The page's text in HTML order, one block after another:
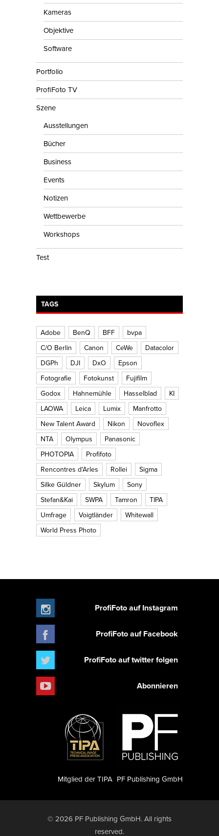
Kameras
Objektive
Software
Portfolio
ProfiFoto TV
Szene
Ausstellungen
Bücher
Business
Events
Notizen
Wettbewerbe
Workshops
Test
TAGS
Adobe BenQ BFF
bvpa
C/O Berlin
Canon CeWe
Datacolor
DGPh
DJI DxO
Epson
Fotografie
Fotokunst
Fujifilm
Godox
Hahnemühle Hasselblad
KI
LAOWA
Leica Lumix
Manfrotto
New Talent Award
Nikon
Novoflex
NTA
Olympus
Panasonic
PHOTOPIA
Profifoto
Rencontres d'Arles
Rollei
Sigma
Silke Güldner
Skylum
Sony
Stefan&Kai
SWPA Tamron
TIPA
Umfrage
Voigtländer
Whitewall
World Press Photo
ProfiFoto auf Instagram
ProfiFoto auf Facebook
ProfiFoto auf twitter folgen
Abonnieren
PF Publishing GmbH
Mitglied der TIPA
© 2026 PF Publishing GmbH. All rights
reserved.